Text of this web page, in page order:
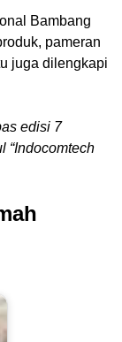
Bambang
pameran
juga dilengkapi
edisi 7
“Indocomtech